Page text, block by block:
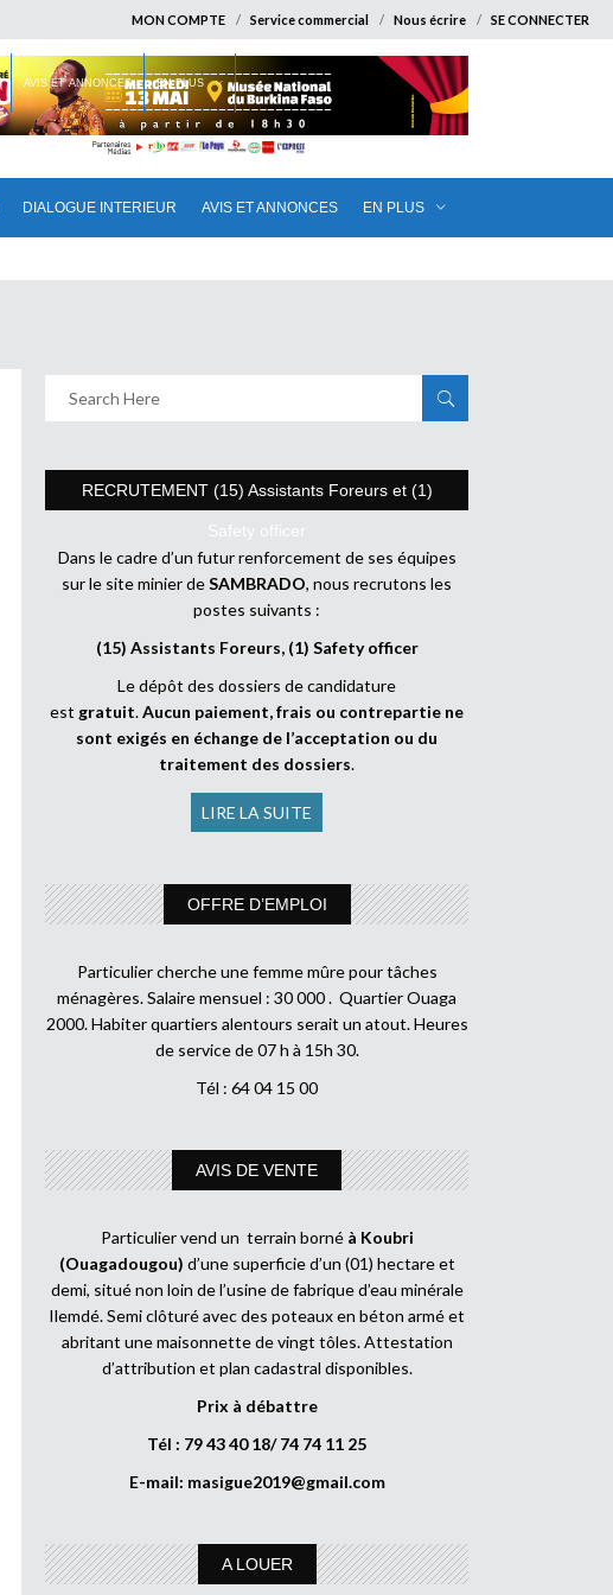
MON COMPTE Service commercial Nous écrire SE CONNECTER
DIALOGUE INTERIEUR AVIS ET ANNONCES EN PLUS
AVIS ET ANNONCES EN PLUS
RECRUTEMENT (15) Assistants Foreurs et (1)
Safety officer
Dans le cadre d’un futur renforcement de ses équipes
sur le site minier deSAMBRADO, nous recrutons les
postes suivants :
(15) Assistants Foreurs, (1) Safety officer
Le dépôt des dossiers de candidature
est gratuit.Aucun paiement, frais ou contrepartie ne
sont exigés en échange de l’acceptation ou du
traitement des dossiers.
LIRE LA SUITE
OFFRE D’EMPLOI
Particulier cherche une femme mûre pour tâches
ménagères. Salaire mensuel : 30 000 . Quartier Ouaga
2000. Habiter quartiers alentours serait un atout. Heures
de service de 07 h à 15h 30.
Tél : 64 04 15 00
AVIS DE VENTE
Particulier vend un terrain borné à Koubri
(Ouagadougou) d’une superficie d’un (01) hectare et
demi, situé non loin de l’usine de fabrique d’eau minérale
Ilemdé. Semi clôturé avec des poteaux en béton armé et
abritant une maisonnette de vingt tôles. Attestation
d’attribution et plan cadastral disponibles.
Prix à débattre
Tél : 79 43 40 18/ 74 74 11 25
E-mail: masigue2019@gmail.com
A LOUER